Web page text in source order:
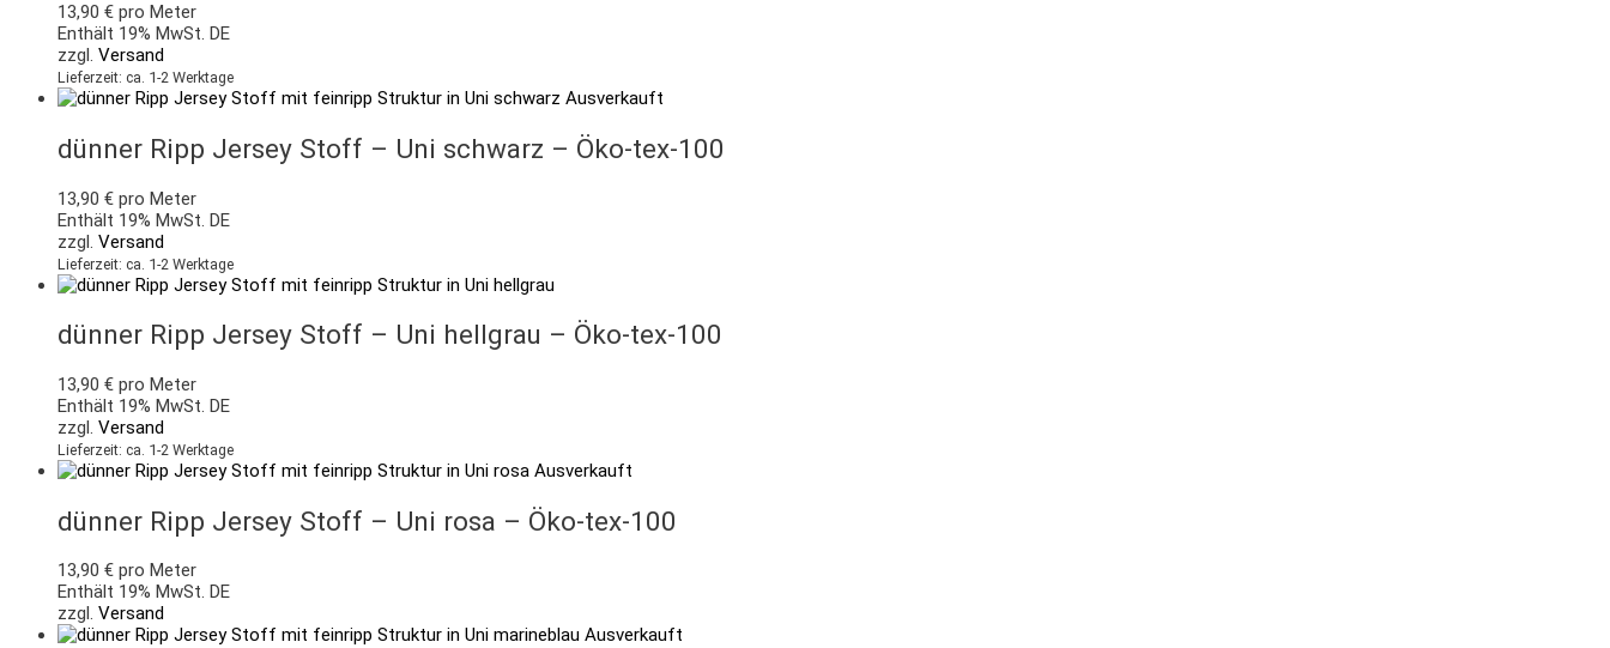
13,90 € pro Meter
Enthält 19% MwSt. DE
zzgl. Versand
Lieferzeit: ca. 1-2 Werktage
Ausverkauft
dünner Ripp Jersey Stoff – Uni schwarz – Öko-tex-100
13,90 € pro Meter
Enthält 19% MwSt. DE
zzgl. Versand
Lieferzeit: ca. 1-2 Werktage
dünner Ripp Jersey Stoff – Uni hellgrau – Öko-tex-100
13,90 € pro Meter
Enthält 19% MwSt. DE
zzgl. Versand
Lieferzeit: ca. 1-2 Werktage
Ausverkauft
dünner Ripp Jersey Stoff – Uni rosa – Öko-tex-100
13,90 € pro Meter
Enthält 19% MwSt. DE
zzgl. Versand
Ausverkauft